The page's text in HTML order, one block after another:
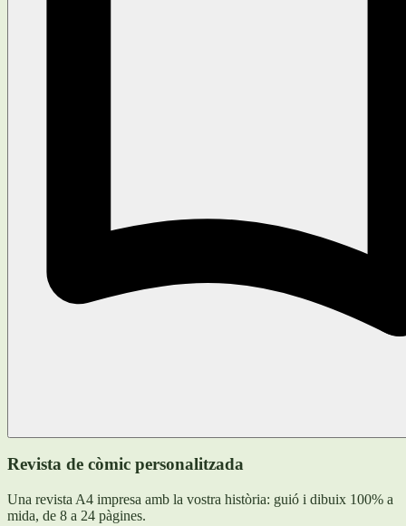
Revista de còmic personalitzada
Una revista A4 impresa amb la vostra història: guió i dibuix 100% a
mida, de 8 a 24 pàgines.